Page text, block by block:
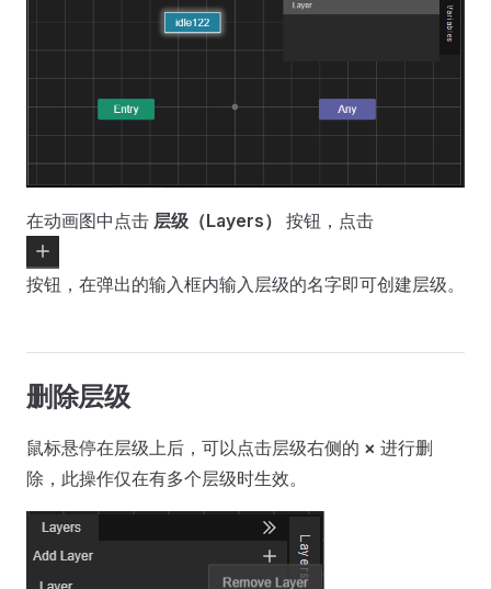
在动画图中点击 层级（Layers） 按钮，点击
按钮，在弹出的输入框内输入层级的名字即可创建层级。
删除层级
鼠标悬停在层级上后，可以点击层级右侧的 × 进行删
除，此操作仅在有多个层级时生效。